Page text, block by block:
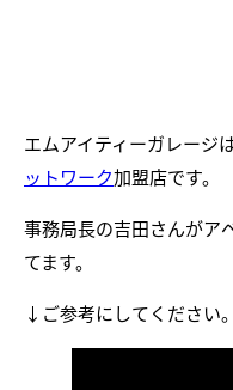
エムアイティーガレージ
ットワーク加盟店です。
事務局長の吉田さんがア
てます。
↓ご参考にしてください。